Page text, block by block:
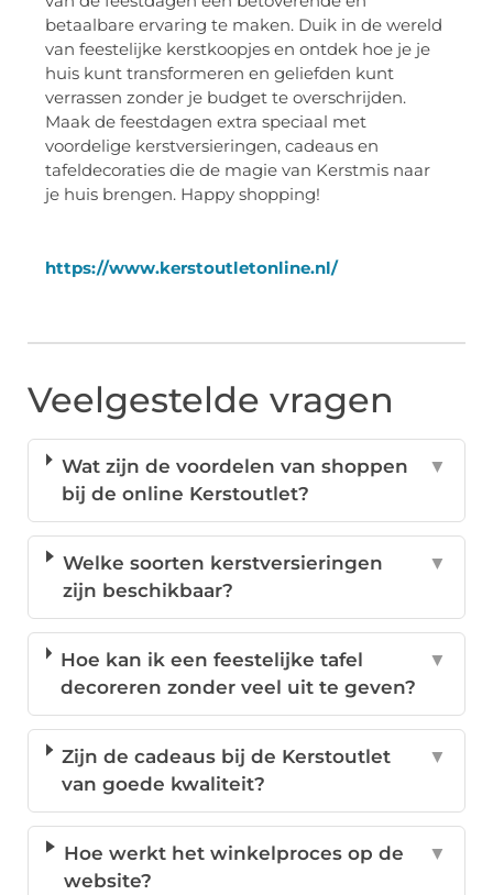
betaalbare ervaring te maken. Duik in de wereld
van feestelijke kerstkoopjes en ontdek hoe je je
huis kunt transformeren en geliefden kunt
verrassen zonder je budget te overschrijden.
Maak de feestdagen extra speciaal met
voordelige kerstversieringen, cadeaus en
tafeldecoraties die de magie van Kerstmis naar
je huis brengen. Happy shopping!
https://www.kerstoutletonline.nl/
Veelgestelde vragen
Wat zijn de voordelen van shoppen
bij de online Kerstoutlet?
▼
Welke soorten kerstversieringen
zijn beschikbaar?
▼
Hoe kan ik een feestelijke tafel
decoreren zonder veel uit te geven?
▼
Zijn de cadeaus bij de Kerstoutlet
van goede kwaliteit?
▼
Hoe werkt het winkelproces op de
website?
▼